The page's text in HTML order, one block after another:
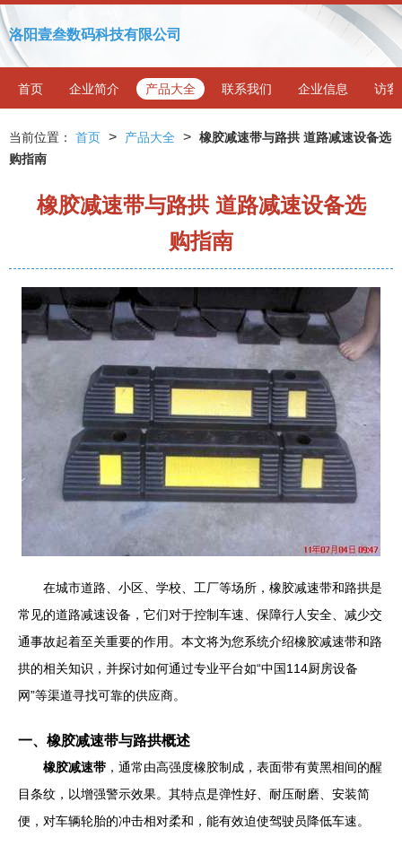
洛阳壹叁数码科技有限公司
首页 企业简介 产品大全 联系我们 企业信息 访客
当前位置： 首页 > 产品大全 > 橡胶减速带与路拱 道路减速设备选
购指南
橡胶减速带与路拱 道路减速设备选
购指南
在城市道路、小区、学校、工厂等场所，橡胶减速带和路拱是
常见的道路减速设备，它们对于控制车速、保障行人安全、减少交
通事故起着至关重要的作用。本文将为您系统介绍橡胶减速带和路
拱的相关知识，并探讨如何通过专业平台如“中国114厨房设备
网”等渠道寻找可靠的供应商。
一、橡胶减速带与路拱概述
橡胶减速带 ，通常由高强度橡胶制成，表面带有黄黑相间的醒
目条纹，以增强警示效果。其特点是弹性好、耐压耐磨、安装简
便，对车辆轮胎的冲击相对柔和，能有效迫使驾驶员降低车速。